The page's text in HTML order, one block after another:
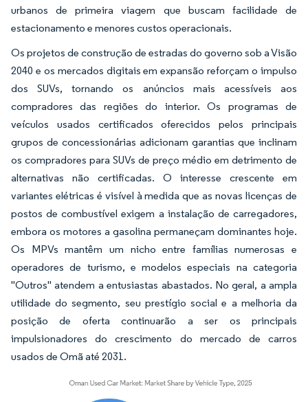
urbanos de primeira viagem que buscam facilidade de
estacionamento e menores custos operacionais.
Os projetos de construção de estradas do governo sob a Visão
2040 e os mercados digitais em expansão reforçam o impulso
dos SUVs, tornando os anúncios mais acessíveis aos
compradores das regiões do interior. Os programas de
veículos usados certificados oferecidos pelos principais
grupos de concessionárias adicionam garantias que inclinam
os compradores para SUVs de preço médio em detrimento de
alternativas não certificadas. O interesse crescente em
variantes elétricas é visível à medida que as novas licenças de
postos de combustível exigem a instalação de carregadores,
embora os motores a gasolina permaneçam dominantes hoje.
Os MPVs mantêm um nicho entre famílias numerosas e
operadores de turismo, e modelos especiais na categoria
"Outros" atendem a entusiastas abastados. No geral, a ampla
utilidade do segmento, seu prestígio social e a melhoria da
posição de oferta continuarão a ser os principais
impulsionadores do crescimento do mercado de carros
usados de Omã até 2031.